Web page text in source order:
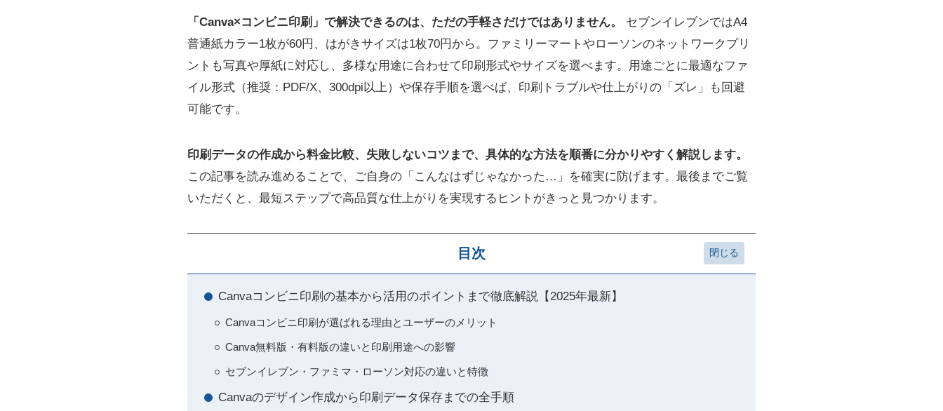
「Canva×コンビニ印刷」で解決できるのは、ただの手軽さだけではありません。
セブンイレブンではA4
普通紙カラー1枚が60円、はがきサイズは1枚70円から。ファミリーマートやローソンのネットワークプリ
ントも写真や厚紙に対応し、多様な用途に合わせて印刷形式やサイズを選べます。用途ごとに最適なファ
イル形式（推奨：PDF/X、300dpi以上）や保存手順を選べば、印刷トラブルや仕上がりの「ズレ」も回避
可能です。
印刷データの作成から料金比較、失敗しないコツまで、具体的な方法を順番に分かりやすく解説します。
この記事を読み進めることで、ご自身の「こんなはずじゃなかった…」を確実に防げます。最後までご覧
いただくと、最短ステップで高品質な仕上がりを実現するヒントがきっと見つかります。
目次
Canvaコンビニ印刷の基本から活用のポイントまで徹底解説【2025年最新】
Canvaコンビニ印刷が選ばれる理由とユーザーのメリット
Canva無料版・有料版の違いと印刷用途への影響
セブンイレブン・ファミマ・ローソン対応の違いと特徴
Canvaのデザイン作成から印刷データ保存までの全手順